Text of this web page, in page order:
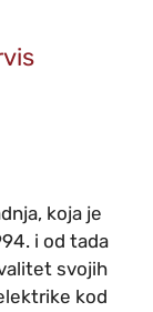
koja je
i od tada
svojih
kod